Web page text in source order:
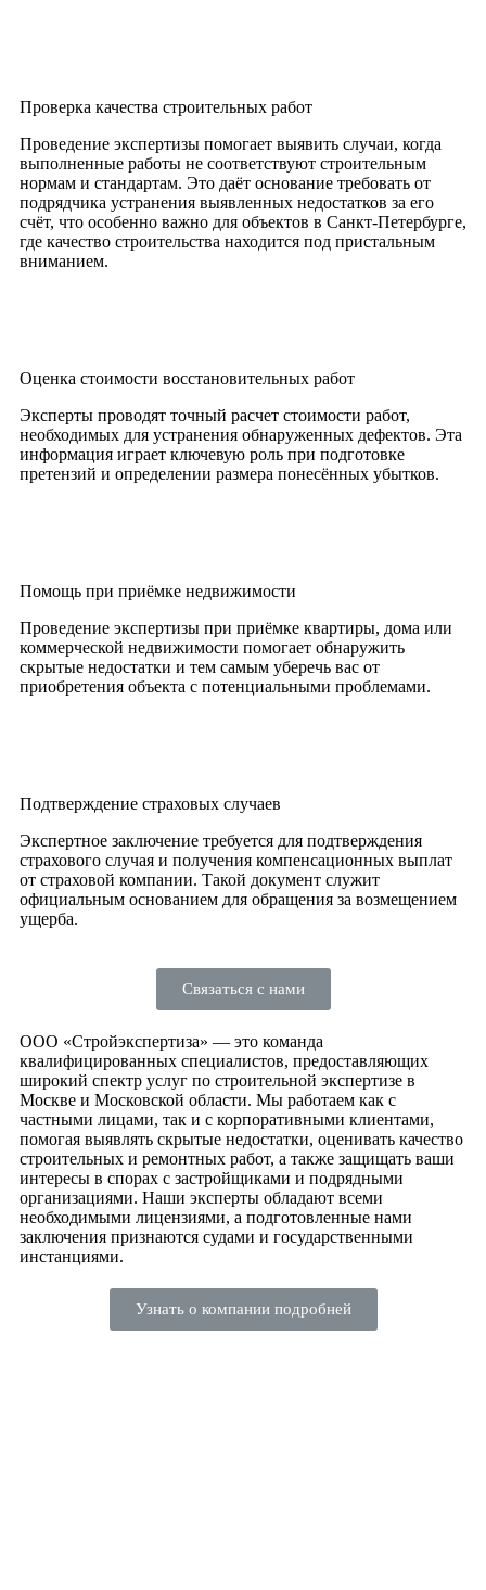
Проверка качества строительных работ
Проведение экспертизы помогает выявить случаи, когда
выполненные работы не соответствуют строительным
нормам и стандартам. Это даёт основание требовать от
подрядчика устранения выявленных недостатков за его
счёт, что особенно важно для объектов в Санкт-Петербурге,
где качество строительства находится под пристальным
вниманием.
Оценка стоимости восстановительных работ
Эксперты проводят точный расчет стоимости работ,
необходимых для устранения обнаруженных дефектов. Эта
информация играет ключевую роль при подготовке
претензий и определении размера понесённых убытков.
Помощь при приёмке недвижимости
Проведение экспертизы при приёмке квартиры, дома или
коммерческой недвижимости помогает обнаружить
скрытые недостатки и тем самым уберечь вас от
приобретения объекта с потенциальными проблемами.
Подтверждение страховых случаев
Экспертное заключение требуется для подтверждения
страхового случая и получения компенсационных выплат
от страховой компании. Такой документ служит
официальным основанием для обращения за возмещением
ущерба.
Связаться с нами
ООО «Стройэкспертиза» — это команда
квалифицированных специалистов, предоставляющих
широкий спектр услуг по строительной экспертизе в
Москве и Московской области. Мы работаем как с
частными лицами, так и с корпоративными клиентами,
помогая выявлять скрытые недостатки, оценивать качество
строительных и ремонтных работ, а также защищать ваши
интересы в спорах с застройщиками и подрядными
организациями. Наши эксперты обладают всеми
необходимыми лицензиями, а подготовленные нами
заключения признаются судами и государственными
инстанциями.
Узнать о компании подробней